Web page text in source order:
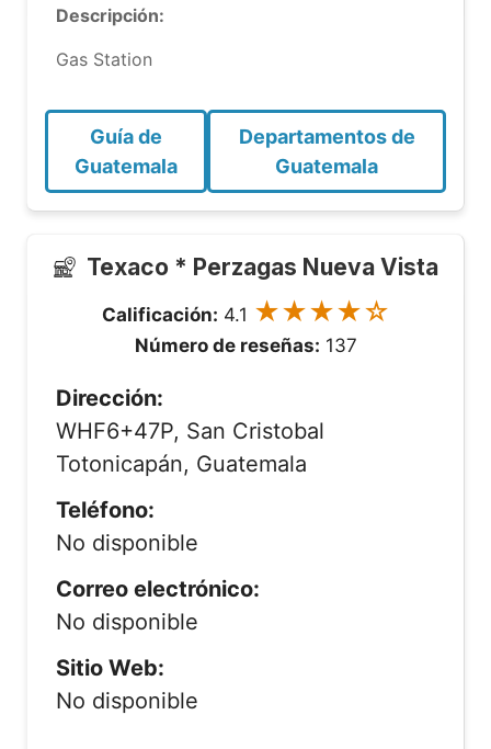
Descripción:
Gas Station
Guía de
Guatemala
Departamentos de
Guatemala
Texaco * Perzagas Nueva Vista
Calificación: 4.1 ★★★★☆
Número de reseñas: 137
Dirección:
WHF6+47P, San Cristobal
Totonicapán, Guatemala
Teléfono:
No disponible
Correo electrónico:
No disponible
Sitio Web:
No disponible